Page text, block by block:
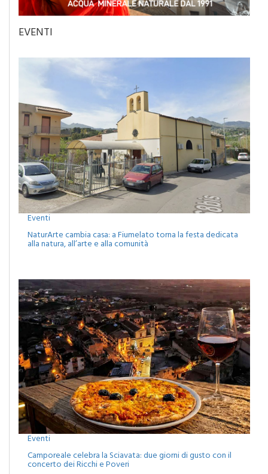
EVENTI
Eventi
NaturArte cambia casa: a Fiumelato torna la festa dedicata
alla natura, all’arte e alla comunità
Eventi
Camporeale celebra la Sciavata: due giorni di gusto con il
concerto dei Ricchi e Poveri